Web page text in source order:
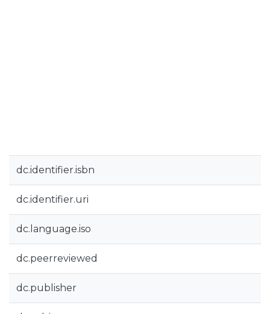
dc.identifier.isbn
dc.identifier.uri
dc.language.iso
dc.peerreviewed
dc.publisher